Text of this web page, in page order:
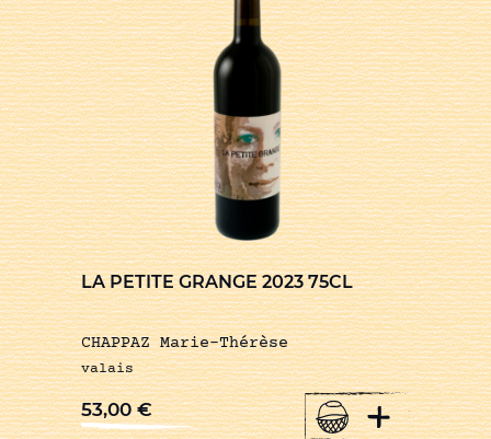
LA PETITE GRANGE 2023 75CL
CHAPPAZ Marie-Thérèse
valais
53,00€ +